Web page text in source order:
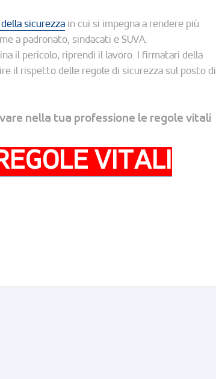
sicurezzain cui si impegna a rendere più
a padronato, sindacati e SUVA.
il pericolo, riprendi il lavoro. I firmatari della
il rispetto delle regole di sicurezza sul posto di
nella tua professione le regole vitali
VITALI